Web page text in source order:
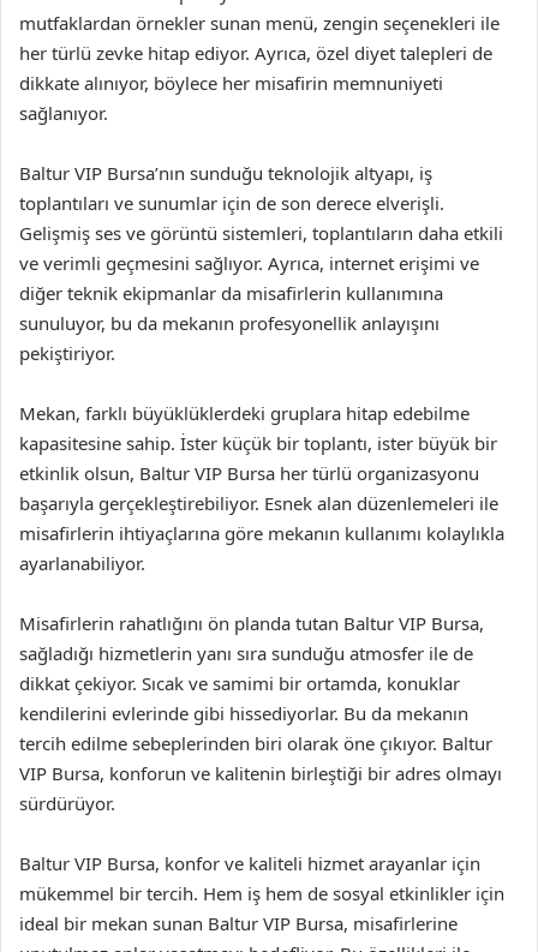
mutfaklardan örnekler sunan menü, zengin seçenekleri ile
her türlü zevke hitap ediyor. Ayrıca, özel diyet talepleri de
dikkate alınıyor, böylece her misafirin memnuniyeti
sağlanıyor.
Baltur VIP Bursa’nın sunduğu teknolojik altyapı, iş
toplantıları ve sunumlar için de son derece elverişli.
Gelişmiş ses ve görüntü sistemleri, toplantıların daha etkili
ve verimli geçmesini sağlıyor. Ayrıca, internet erişimi ve
diğer teknik ekipmanlar da misafirlerin kullanımına
sunuluyor, bu da mekanın profesyonellik anlayışını
pekiştiriyor.
Mekan, farklı büyüklüklerdeki gruplara hitap edebilme
kapasitesine sahip. İster küçük bir toplantı, ister büyük bir
etkinlik olsun, Baltur VIP Bursa her türlü organizasyonu
başarıyla gerçekleştirebiliyor. Esnek alan düzenlemeleri ile
misafirlerin ihtiyaçlarına göre mekanın kullanımı kolaylıkla
ayarlanabiliyor.
Misafirlerin rahatlığını ön planda tutan Baltur VIP Bursa,
sağladığı hizmetlerin yanı sıra sunduğu atmosfer ile de
dikkat çekiyor. Sıcak ve samimi bir ortamda, konuklar
kendilerini evlerinde gibi hissediyorlar. Bu da mekanın
tercih edilme sebeplerinden biri olarak öne çıkıyor. Baltur
VIP Bursa, konforun ve kalitenin birleştiği bir adres olmayı
sürdürüyor.
Baltur VIP Bursa, konfor ve kaliteli hizmet arayanlar için
mükemmel bir tercih. Hem iş hem de sosyal etkinlikler için
ideal bir mekan sunan Baltur VIP Bursa, misafirlerine